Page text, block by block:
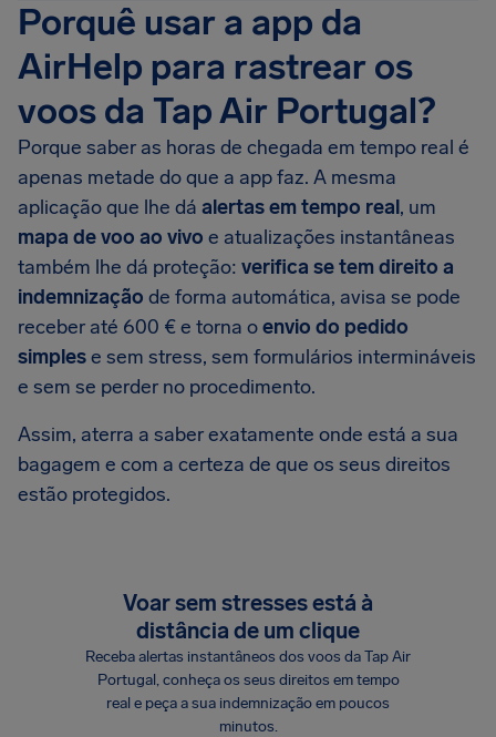
Porquê usar a app da
AirHelp para rastrear os
voos da Tap Air Portugal?
Porque saber as horas de chegada em tempo real é
apenas metade do que a app faz. A mesma
aplicação que lhe dá alertas em tempo real, um
mapa de voo ao vivo e atualizações instantâneas
também lhe dá proteção: verifica se tem direito a
indemnização de forma automática, avisa se pode
receber até 600 € e torna oenvio do pedido
simplese sem stress, sem formulários intermináveis
e sem se perder no procedimento.
Assim, aterra a saber exatamente onde está a sua
bagagem e com a certeza de que os seus direitos
estão protegidos.
Voar sem stresses está à
distância de um clique
Receba alertas instantâneos dos voos da Tap Air
Portugal, conheça os seus direitos em tempo
real e peça a sua indemnização em poucos
minutos.